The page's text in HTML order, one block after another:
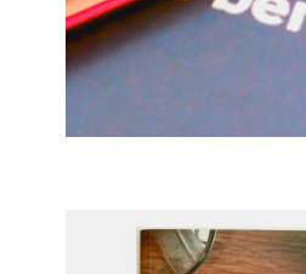
BERRIA AGENDA